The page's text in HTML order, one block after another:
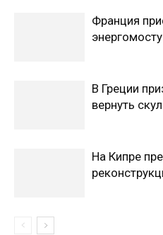
Франция
В Греции
вернуть
На Кипре